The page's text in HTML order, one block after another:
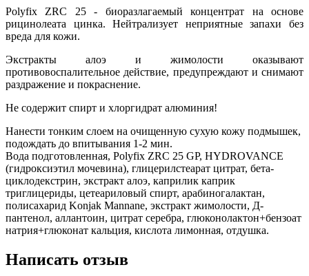
Polyfix ZRC 25- биоразлагаемый концентрат на основе
рицинолеата цинка. Нейтрализует неприятные запахи без
вреда для кожи.
Экстракты алоэ и жимолости оказывают
противовоспалительное действие, предупреждают и снимают
раздражение и покраснение.
Не содержит спирт и хлоргидрат алюминия!
Нанести тонким слоем на очищенную сухую кожу подмышек,
подождать до впитывания 1-2 мин.
Вода подготовленная, Polyfix ZRC 25 GP, HYDROVANCE
(гидроксиэтил мочевина), глицерилстеарат цитрат, бета-
циклодекстрин, экстракт алоэ, каприлик каприк
триглицериды, цетеариловый спирт, арабиногалактан,
полисахарид Konjak Mannane, экстракт жимолости, Д-
пантенол, аллантоин, цитрат серебра, глюконолактон+бензоат
натрия+глюконат кальция, кислота лимонная, отдушка.
Написать отзыв